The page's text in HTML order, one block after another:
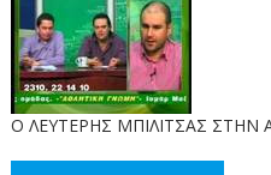
O ΛΕΥΤΕΡΗΣ ΜΠΙΛΙΤΣΑΣ